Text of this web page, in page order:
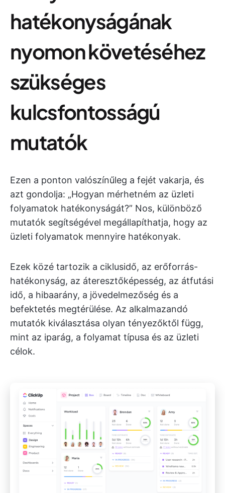
hatékonyságának
nyomon követéséhez
szükséges
kulcsfontosságú
mutatók
Ezen a ponton valószínűleg a fejét vakarja, és
azt gondolja: „Hogyan mérhetném az üzleti
folyamatok hatékonyságát?” Nos, különböző
mutatók segítségével megállapíthatja, hogy az
üzleti folyamatok mennyire hatékonyak.
Ezek közé tartozik a ciklusidő, az erőforrás-
hatékonyság, az áteresztőképesség, az átfutási
idő, a hibaarány, a jövedelmezőség és a
befektetés megtérülése. Az alkalmazandó
mutatók kiválasztása olyan tényezőktől függ,
mint az iparág, a folyamat típusa és az üzleti
célok.